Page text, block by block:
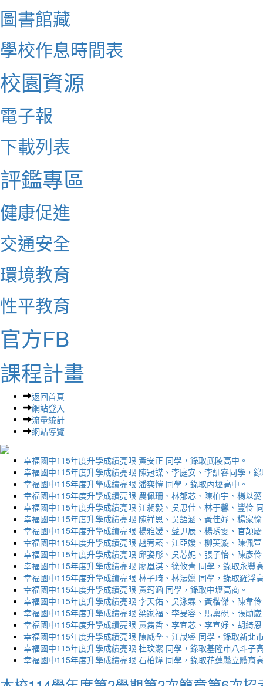
圖書館藏
學校作息時間表
校園資源
電子報
下載列表
評鑑專區
健康促進
交通安全
環境教育
性平教育
官方FB
課程計畫
返回首頁
網站登入
流量統計
網站導覽
幸福國中115年度升學成績亮眼 黃安正 同學，錄取武陵高中。
幸福國中115年度升學成績亮眼 陳冠謀、李庭安、李訓睿同學，
幸福國中115年度升學成績亮眼 潘奕愷 同學，錄取內壢高中。
幸福國中115年度升學成績亮眼 農佩珊、林郁芯、陳柏宇、楊以
幸福國中115年度升學成績亮眼 江昶毅、吳思佳、林于馨、豐伶
幸福國中115年度升學成績亮眼 陳祥恩、吳語涵、黃佳妤、楊家
幸福國中115年度升學成績亮眼 楊雅媛、藍尹辰、楊琇雯、官頡
幸福國中115年度升學成績亮眼 趙宥菘、江亞嬡、柳芙漩、陳佩
幸福國中115年度升學成績亮眼 邱姿彤、吳芯妮、張子怡、陳彥
幸福國中115年度升學成績亮眼 廖凰淇、徐攸青 同學，錄取永豐
幸福國中115年度升學成績亮眼 林子琦、林沄嬨 同學，錄取羅浮
幸福國中115年度升學成績亮眼 黃筠涵 同學，錄取中壢高商。
幸福國中115年度升學成績亮眼 李天佑、吳泳霖、黃楷傑、陳韋
幸福國中115年度升學成績亮眼 梁家福、李旻容、馬稟硯、張勛
幸福國中115年度升學成績亮眼 黃雋哲、李宜芯、李宣妤、胡綺
幸福國中115年度升學成績亮眼 陳威全、江晟睿 同學，錄取新北
幸福國中115年度升學成績亮眼 杜玟潔 同學，錄取基隆市八斗子
幸福國中115年度升學成績亮眼 石柏煒 同學，錄取花蓮縣立體育